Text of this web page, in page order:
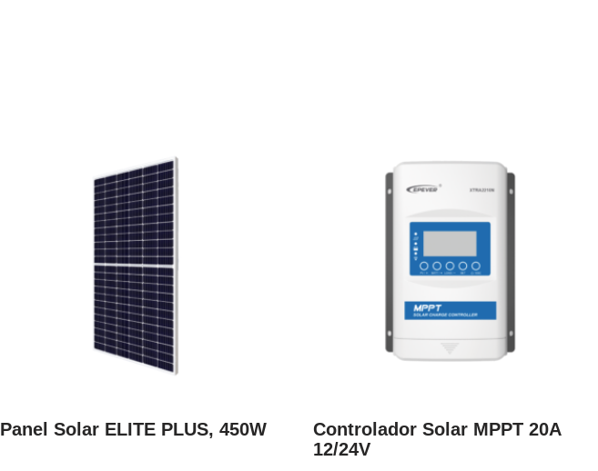
Panel Solar ELITE PLUS, 450W
Controlador Solar MPPT 20A
12/24V